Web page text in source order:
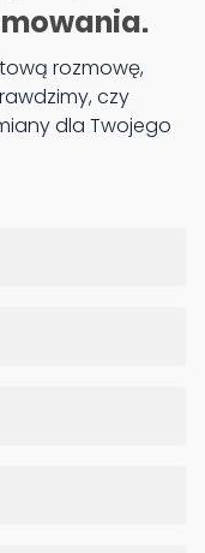
rozmowę,
czy
dla Twojego